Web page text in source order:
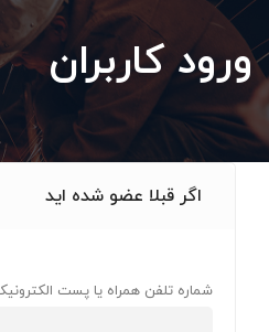
ورود کاربران
اگر قبلا عضو شده اید
شماره تلفن همراه یا پست